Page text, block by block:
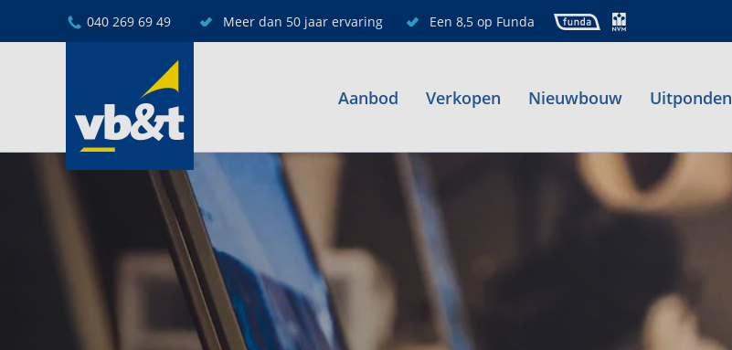
040 269 69 49 Meer dan 50 jaar ervaring Een 8,5 op Funda
Aanbod Verkopen Nieuwbouw Uitponden